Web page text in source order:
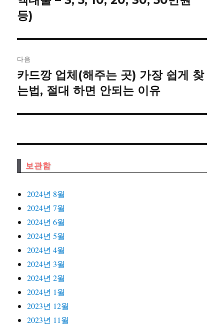
게
이
션
글:
등)
다음
다
음
카드깡 업체(해주는 곳) 가장 쉽게 찾
는법, 절대 하면 안되는 이유
보관함
2024년 8월
2024년 7월
2024년 6월
2024년 5월
2024년 4월
2024년 3월
2024년 2월
2024년 1월
2023년 12월
2023년 11월